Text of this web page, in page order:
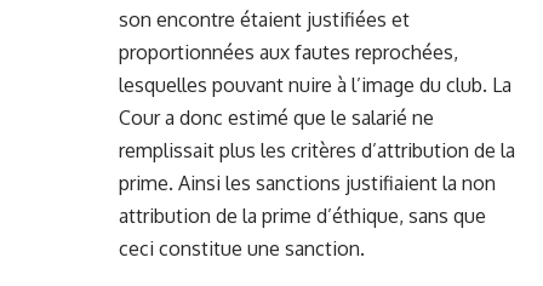
son encontre étaient justifiées et
proportionnées aux fautes reprochées,
lesquelles pouvant nuire à l’image du club. La
Cour a donc estimé que le salarié ne
remplissait plus les critères d’attribution de la
prime. Ainsi les sanctions justifiaient la non
attribution de la prime d’éthique, sans que
ceci constitue une sanction.